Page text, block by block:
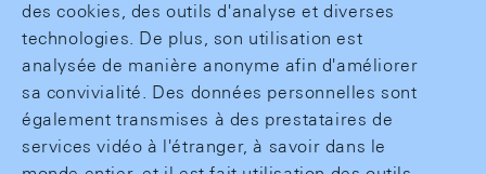
des cookies, des outils d'analyse et diverses
technologies. De plus, son utilisation est
analysée de manière anonyme afin d'améliorer
sa convivialité. Des données personnelles sont
également transmises à des prestataires de
services vidéo à l'étranger, à savoir dans le